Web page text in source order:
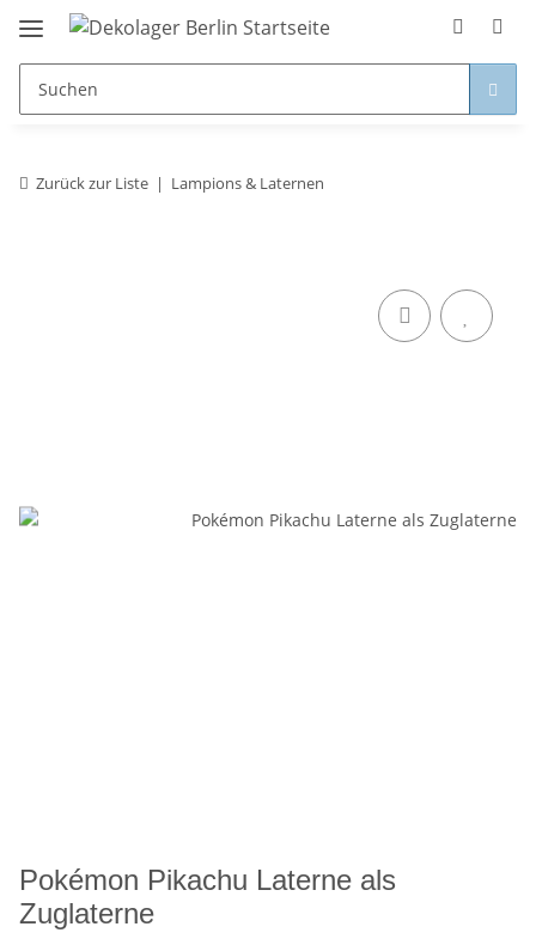
Zurück zur Liste Lampions & Laternen
Pokémon Pikachu Laterne als
Zuglaterne